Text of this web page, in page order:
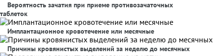
Вероятность зачатия при приеме противозачаточных
таблеток
Имплантационное кровотечение или месячные
Причины кровянистых выделений за неделю до месячных